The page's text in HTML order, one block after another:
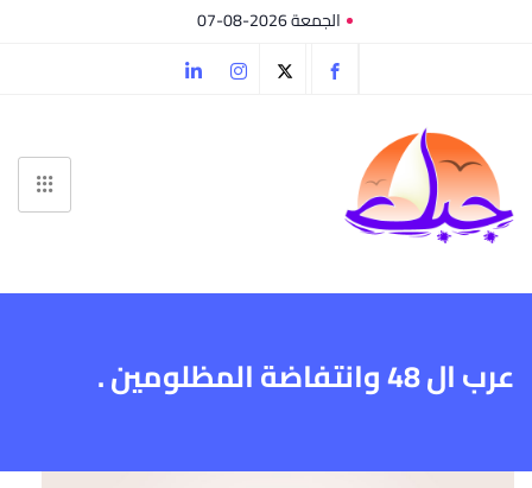
الجمعة 2026-08-07
عرب ال 48 وانتفاضة المظلومين .